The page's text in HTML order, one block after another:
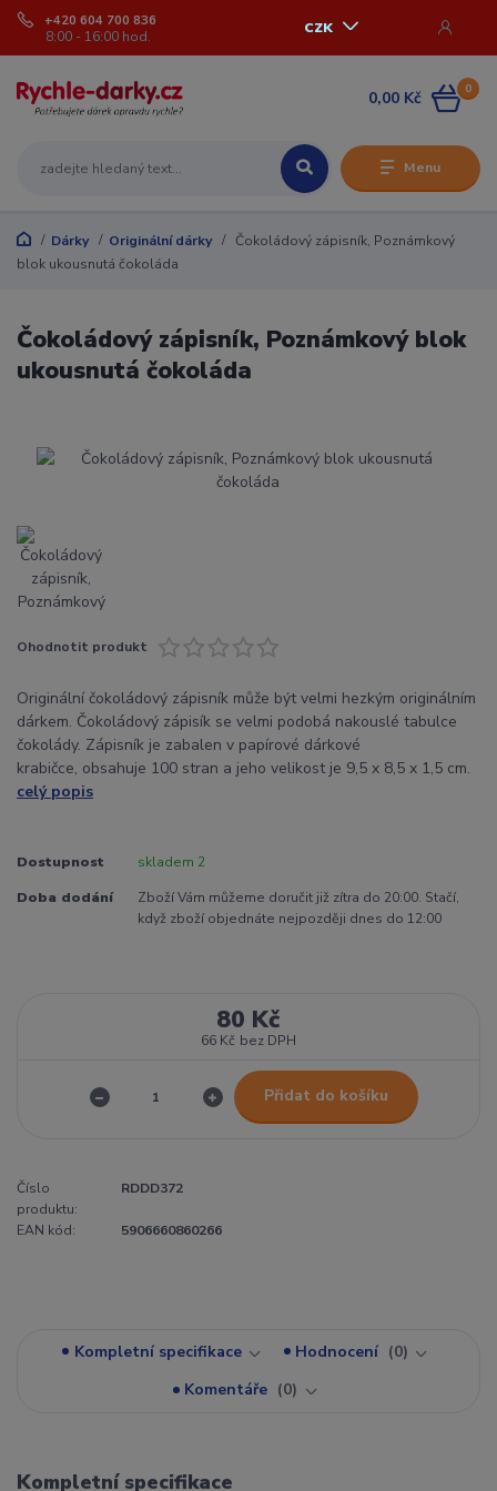
Menu
CZK
+420 604 700 836
8:00 - 16:00 hod.
0
0,00 Kč
Dárky Originální dárky
Čokoládový zápisník, Poznámkový
blok ukousnutá čokoláda
Čokoládový zápisník, Poznámkový blok
ukousnutá čokoláda
Ohodnotit produkt
Originální čokoládový zápisník může být velmi hezkým originálním
dárkem. Čokoládový zápisík se velmi podobá nakouslé tabulce
čokolády. Zápisník je zabalen v papírové dárkové
krabičce, obsahuje 100 stran a jeho velikost je 9,5 x 8,5 x 1,5 cm.
celý popis
Dostupnost skladem 2
Doba dodání
Zboží Vám můžeme doručit již zítra do 20:00. Stačí,
když zboží objednáte nejpozději dnes do 12:00
80 Kč
66 Kč bez DPH
Přidat do košíku
Číslo
produktu:
RDDD372
EAN kód: 5906660860266
Kompletní specifikace Hodnocení
0
Komentáře
0
Kompletní specifikace